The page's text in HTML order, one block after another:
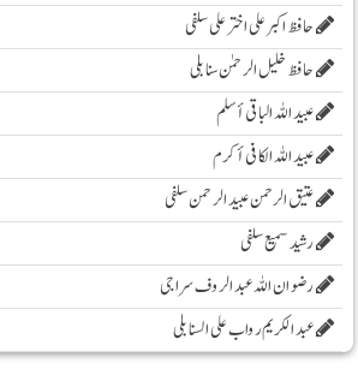
حافظ اکبر علی اخترعلی سلفی
حافظ خلیل الرحمٰن سنابلی
عبید اللہ الباقی أسلم
عبید اللہ الکافی أکرم
عتیق الرحمن عبید الرحمن سلفی
رشید سمیع سلفی
رضوان اللہ عبد الروف سراجی
عبد الکریم رواب علی السنابلی